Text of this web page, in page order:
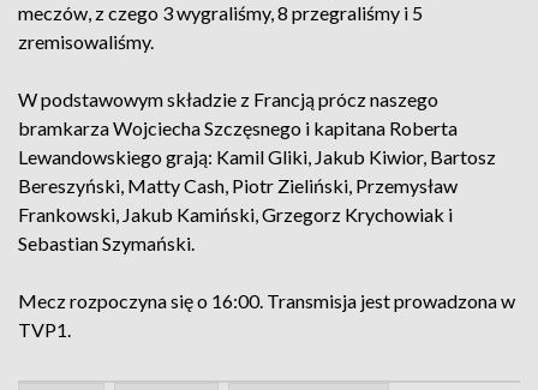
meczów, z czego 3 wygraliśmy, 8 przegraliśmy i 5
zremisowaliśmy.
W podstawowym składzie z Francją prócz naszego
bramkarza Wojciecha Szczęsnego i kapitana Roberta
Lewandowskiego grają: Kamil Gliki, Jakub Kiwior, Bartosz
Bereszyński, Matty Cash, Piotr Zieliński, Przemysław
Frankowski, Jakub Kamiński, Grzegorz Krychowiak i
Sebastian Szymański.
Mecz rozpoczyna się o 16:00. Transmisja jest prowadzona w
TVP1.